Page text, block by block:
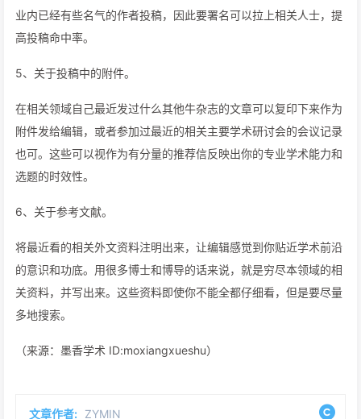
业内已经有些名气的作者投稿，因此要署名可以拉上相关人士，提
高投稿命中率。
5、关于投稿中的附件。
在相关领域自己最近发过什么其他牛杂志的文章可以复印下来作为
附件发给编辑，或者参加过最近的相关主要学术研讨会的会议记录
也可。这些可以视作为有分量的推荐信反映出你的专业学术能力和
选题的时效性。
6、关于参考文献。
将最近看的相关外文资料注明出来，让编辑感觉到你贴近学术前沿
的意识和功底。用很多博士和博导的话来说，就是穷尽本领域的相
关资料，并写出来。这些资料即使你不能全都仔细看，但是要尽量
多地搜索。
（来源：墨香学术 ID:moxiangxueshu）
文章作者: ZYMIN